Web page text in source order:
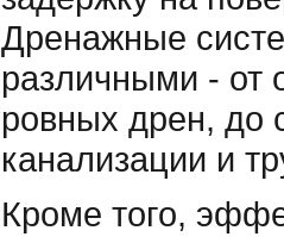
Дренажные
различными - от
ровных дрен, до
канализации и
Кроме того,